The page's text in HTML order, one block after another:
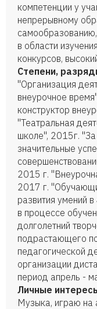
компетенции у
непрерывному
в области
конкурсов,
Степени,
"Организация
внеурочное
конструктор
"Театральная
школе", 2015г.
значительные
2015 г.
2017 г.
развития умений
в процессе
долголетний
подрастающего
педагогической
организации
период апрель -
Личные
Музыка, играю на